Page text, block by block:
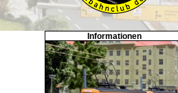
Informationen